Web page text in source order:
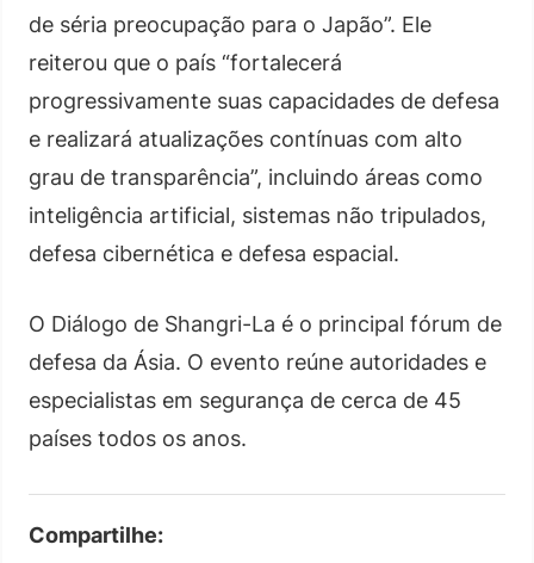
de séria preocupação para o Japão”. Ele
reiterou que o país “fortalecerá
progressivamente suas capacidades de defesa
e realizará atualizações contínuas com alto
grau de transparência”, incluindo áreas como
inteligência artificial, sistemas não tripulados,
defesa cibernética e defesa espacial.
O Diálogo de Shangri-La é o principal fórum de
defesa da Ásia. O evento reúne autoridades e
especialistas em segurança de cerca de 45
países todos os anos.
Compartilhe: